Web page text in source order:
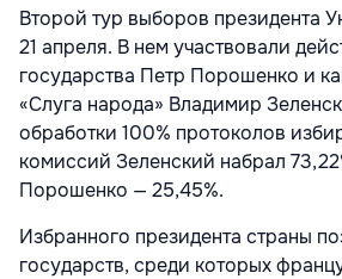
Второй тур выборов президента
21 апреля. В нем участвовали
государства Петр Порошенко и
«Слуга народа» Владимир
обработки 100% протоколов
комиссий Зеленский набрал
Порошенко — 25,45%.
Избранного президента страны
государств, среди которых